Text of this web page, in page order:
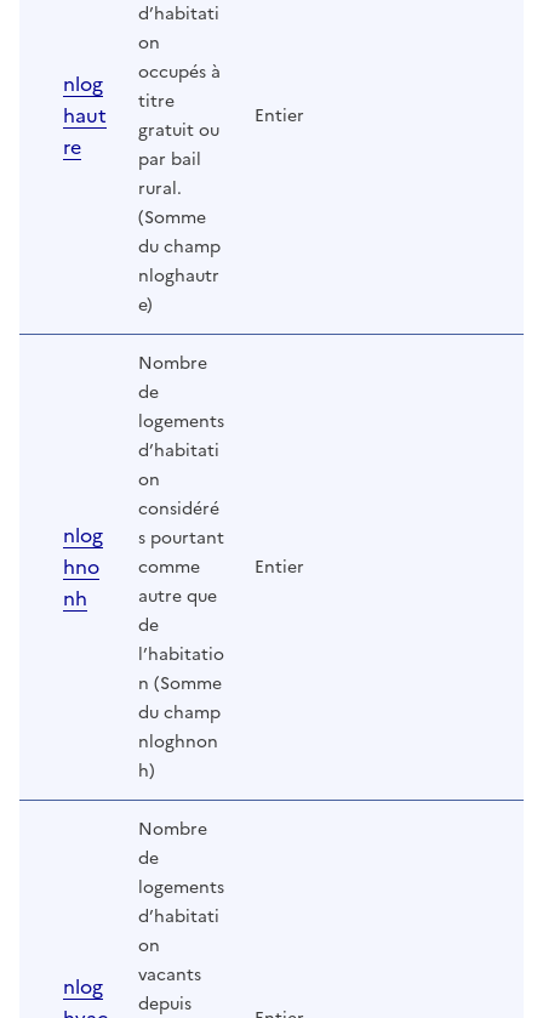
nlog
haut
re
d’habitati
on
occupés à
titre
gratuit ou
par bail
rural.
(Somme
du champ
nloghautr
e)
Entier
nlog
hno
nh
Nombre
de
logements
d’habitati
on
considéré
s pourtant
comme
autre que
de
l’habitatio
n (Somme
du champ
nloghnon
h)
Entier
nlog
Nombre
de
logements
d’habitati
on
vacants
depuis